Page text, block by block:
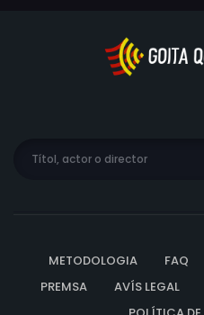
METODOLOGIA FAQ
PREMSA
AVÍS LEGAL